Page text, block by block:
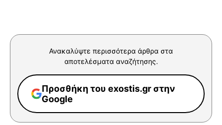
Ανακαλύψτε περισσότερα άρθρα στα
αποτελέσματα αναζήτησης.
Προσθήκη του exostis.gr στην
Google